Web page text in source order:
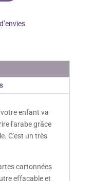
enfant va
l'arabe grâce
C'est un très
cartonnées
effaçable et